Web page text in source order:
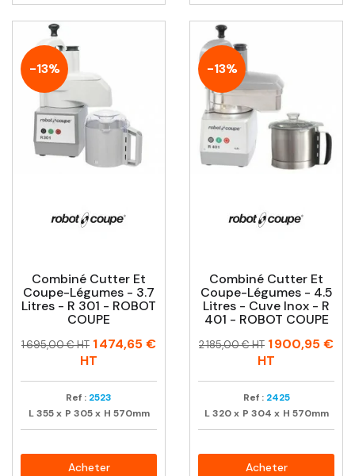
-13%
Combiné Cutter Et
Coupe-Légumes - 3.7
Litres - R 301 - ROBOT
COUPE
Prix
Prix
1 695,00 € HT 1 474,65 €
HT
Ref : 2523
L 355 x P 305 x H 570mm
Acheter
-13%
Combiné Cutter Et
Coupe-Légumes - 4.5
Litres - Cuve Inox - R
401 - ROBOT COUPE
Prix
Prix
2 185,00 € HT 1 900,95 €
HT
Ref : 2425
L 320 x P 304 x H 570mm
Acheter